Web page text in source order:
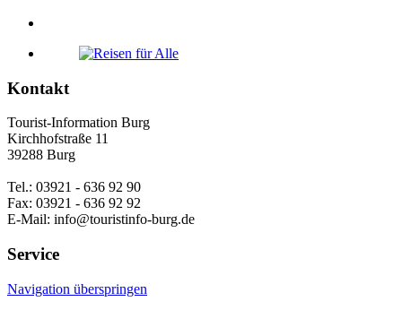
Kontakt
Tourist-Information Burg
Kirchhofstraße 11
39288 Burg
Tel.: 03921 - 636 92 90
Fax: 03921 - 636 92 92
E-Mail: info@touristinfo-burg.de
Service
Navigation überspringen